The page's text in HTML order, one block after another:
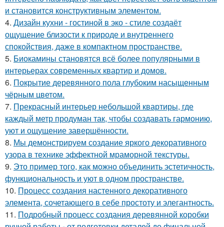
и становится конструктивным элементом.
4. Дизайн кухни - гостиной в эко - стиле создаёт
ощущение близости к природе и внутреннего
спокойствия, даже в компактном пространстве.
5. Биокамины становятся всё более популярными в
интерьерах современных квартир и домов.
6. Покрытие деревянного пола глубоким насыщенным
чёрным цветом.
7. Прекрасный интерьер небольшой квартиры, где
каждый метр продуман так, чтобы создавать гармонию,
уют и ощущение завершённости.
8. Мы демонстрируем создание яркого декоративного
узора в технике эффектной мраморной текстуры.
9. Это пример того, как можно объединить эстетичность,
функциональность и уют в одном пространстве.
10. Процесс создания настенного декоративного
элемента, сочетающего в себе простоту и элегантность.
11. Подробный процесс создания деревянной коробки